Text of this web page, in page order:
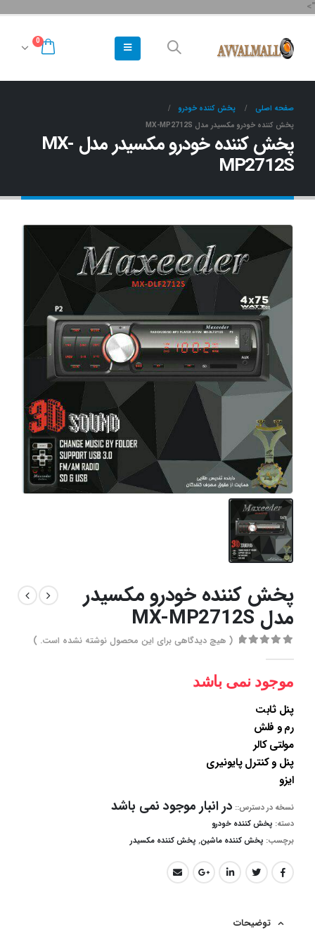
">
0
صفحه اصلی
پخش کننده خودرو
پخش کننده خودرو مکسیدر مدل MX-MP2712S
پخش کننده خودرو مکسیدر مدل MX-
MP2712S
پخش کننده خودرو مکسیدر
مدل MX-MP2712S
( هیچ دیدگاهی برای این محصول نوشته نشده است. )
موجود نمی باشد
پنل ثابت
رم و فلش
مولتی کالر
پنل و کنترل پایونیری
ایزو
نسخه در دسترس:: در انبار موجود نمی باشد
دسته: پخش کننده خودرو
برچسب: پخش کننده ماشین, پخش کننده مکسیدر
توضیحات